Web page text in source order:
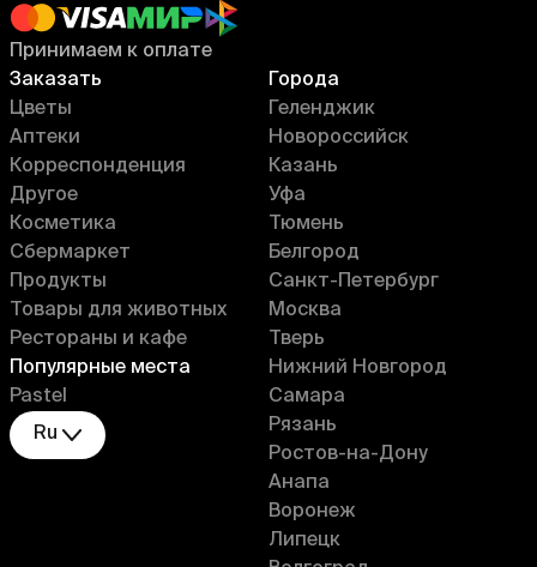
Заказать
Цветы
Аптеки
Корреспонденция
Другое
Косметика
Сбермаркет
Продукты
Товары для животных
Рестораны и кафе
Популярные места
Pastel
Ru
Города
Геленджик
Новороссийск
Казань
Уфа
Тюмень
Белгород
Санкт-Петербург
Москва
Тверь
Нижний Новгород
Самара
Рязань
Ростов-на-Дону
Анапа
Воронеж
Липецк
Принимаем к оплате